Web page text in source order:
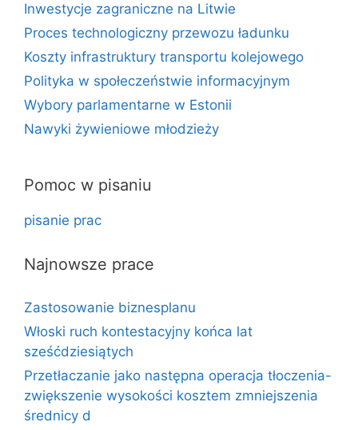
Inwestycje zagraniczne na Litwie
Proces technologiczny przewozu ładunku
Koszty infrastruktury transportu kolejowego
Polityka w społeczeństwie informacyjnym
Wybory parlamentarne w Estonii
Nawyki żywieniowe młodzieży
Pomoc w pisaniu
pisanie prac
Najnowsze prace
Zastosowanie biznesplanu
Włoski ruch kontestacyjny końca lat
sześćdziesiątych
Przetłaczanie jako następna operacja tłoczenia-
zwiększenie wysokości kosztem zmniejszenia
średnicy d